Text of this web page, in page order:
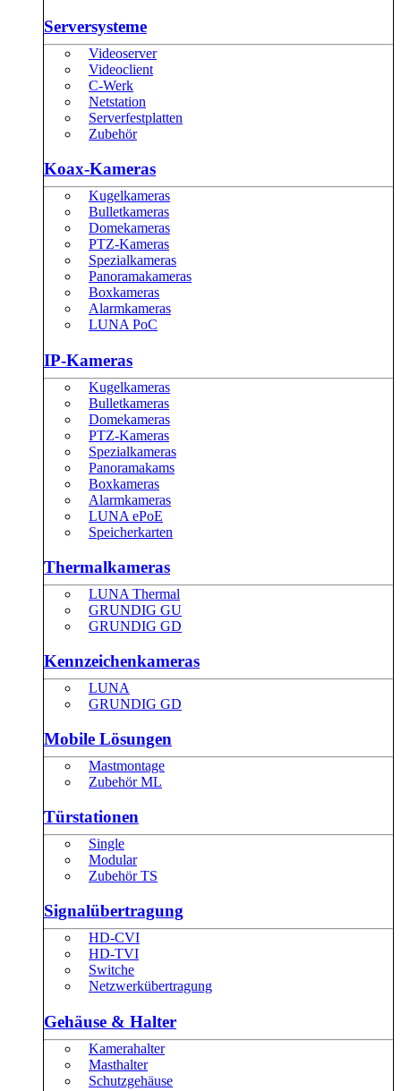
Serversysteme
Videoserver
Videoclient
C-Werk
Netstation
Serverfestplatten
Zubehör
Koax-Kameras
Kugelkameras
Bulletkameras
Domekameras
PTZ-Kameras
Spezialkameras
Panoramakameras
Boxkameras
Alarmkameras
LUNA PoC
IP-Kameras
Kugelkameras
Bulletkameras
Domekameras
PTZ-Kameras
Spezialkameras
Panoramakams
Boxkameras
Alarmkameras
LUNA ePoE
Speicherkarten
Thermalkameras
LUNA Thermal
GRUNDIG GU
GRUNDIG GD
Kennzeichenkameras
LUNA
GRUNDIG GD
Mobile Lösungen
Mastmontage
Zubehör ML
Türstationen
Single
Modular
Zubehör TS
Signalübertragung
HD-CVI
HD-TVI
Switche
Netzwerkübertragung
Gehäuse & Halter
Kamerahalter
Masthalter
Schutzgehäuse